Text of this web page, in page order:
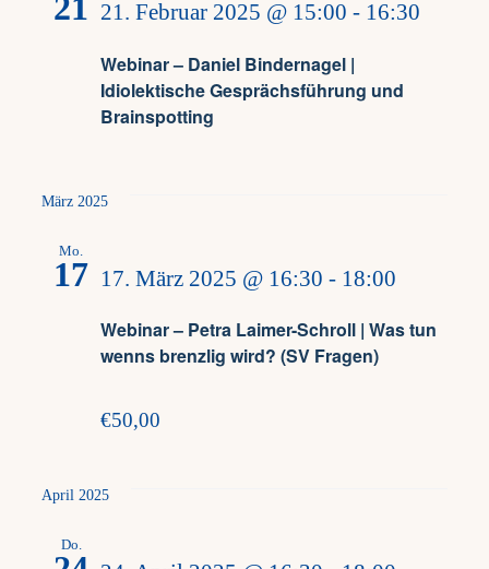
results.
21
Webinar – Daniel Bindernagel |
Idiolektische Gesprächsführung und
Brainspotting
21. Februar 2025 @ 15:00 - 16:30
März 2025
Mo.
17
Webinar – Petra Laimer-Schroll | Was tun
wenns brenzlig wird? (SV Fragen)
17. März 2025 @ 16:30 - 18:00
€50,00
April 2025
Do.